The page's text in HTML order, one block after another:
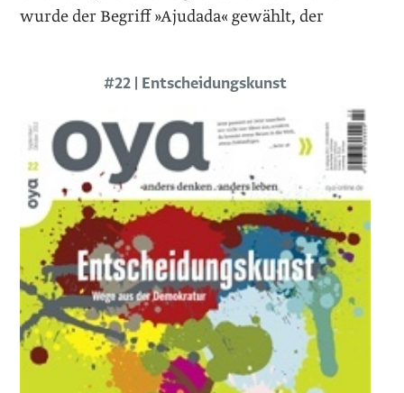
wurde der Begriff »Ajudada« gewählt, der
#22 | Entscheidungskunst